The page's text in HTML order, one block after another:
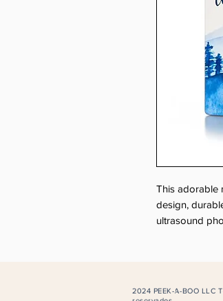
This adorable
design,
ultrasound
2024 PEEK-A-BOO LLC